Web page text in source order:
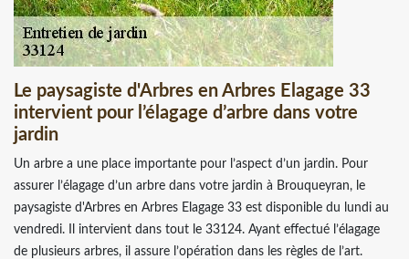
Le paysagiste d'Arbres en Arbres Elagage 33
intervient pour l’élagage d’arbre dans votre
jardin
Un arbre a une place importante pour l’aspect d’un jardin. Pour
assurer l’élagage d’un arbre dans votre jardin à Brouqueyran, le
paysagiste d'Arbres en Arbres Elagage 33 est disponible du lundi au
vendredi. Il intervient dans tout le 33124. Ayant effectué l’élagage
de plusieurs arbres, il assure l’opération dans les règles de l’art.